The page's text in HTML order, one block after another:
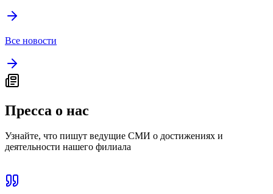
Все новости
Пресса о нас
Узнайте, что пишут ведущие СМИ о достижениях и
деятельности нашего филиала